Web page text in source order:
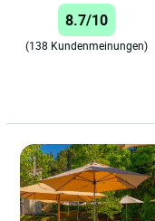
8.7/10
(138 Kundenmeinungen)